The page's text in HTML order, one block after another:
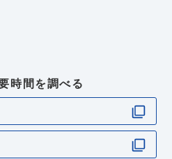
時間を調べる